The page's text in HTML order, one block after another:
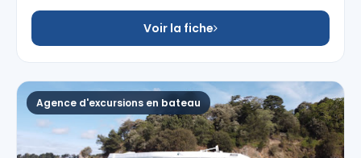
Voir la fiche
Agence d'excursions en bateau